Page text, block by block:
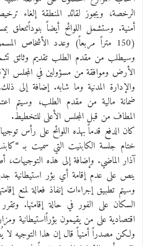
الرخصة، ويجوز لقائد المنطقة إلغاء
أمنية. وستشمل اللوائح أيضاً بنوداًتتعلق
(150 متراً مربعاً) وعدد الأشخاص
وسيطلب من مقدم الطلب تقديم وثائق
الأرض وموافقة من مسؤولين في المجلس
والإدارة المدنية وما شابه. إضافة إلى
ضمانة مالية من مقدم الطلب، وسيتم
المطاف من قبل المجلس الأعلى للتخطيط.
كان الدفع قدماً بهذه اللوائح على رأس
ختام جلسة الكابنيت التي سميت بـ
آذار الماضي. وإضافة إلى هذه التوجيهات،
ينص على عدم إقامة أي بؤر استيطانية
وسيتم تطبيق إجراءات إنفاذ فعالة لمنع
السكان على الفور في حالة إقامتها.
اقتصادية على من يقيمون بؤراًاستيطانية
ولكن مصدراً أمنياً قال إن هذا التوجيه